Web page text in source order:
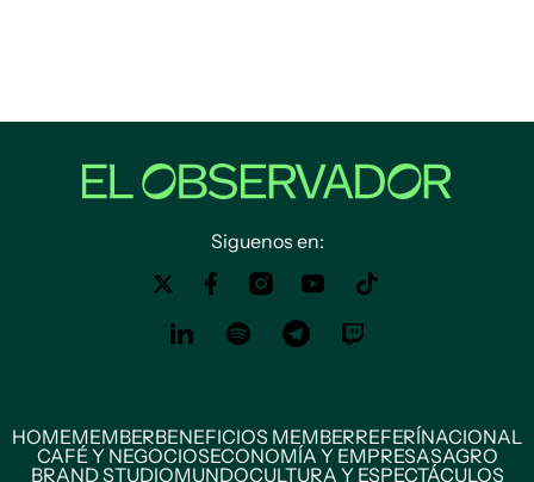
Siguenos en:
HOMEMEMBERBENEFICIOS MEMBERREFERÍNACIONAL
CAFÉ Y NEGOCIOSECONOMÍA Y EMPRESASAGRO
BRAND STUDIOMUNDOCULTURA Y ESPECTÁCULOS